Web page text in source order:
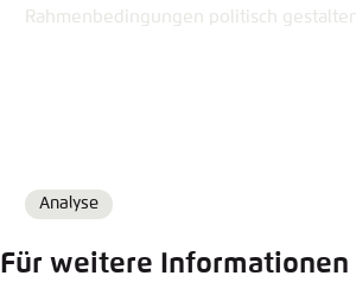
Rahmenbedingungen politisch
Format
Analyse
Für weitere Informationen